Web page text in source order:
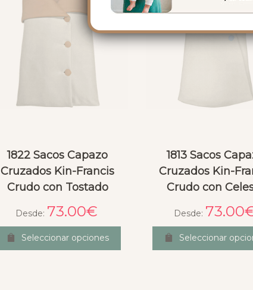
1822 Sacos Capazo
Cruzados Kin-Francis
Crudo con Tostado
Desde: 73.00€
Seleccionar opciones
1813 Sacos
Cruzados Kin-
Crudo con
Desde: 73.00
Seleccionar